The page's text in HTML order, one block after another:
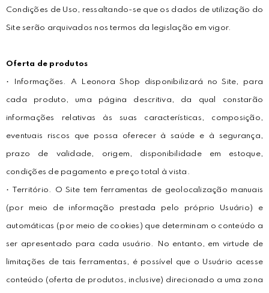
Condições de Uso, ressaltando-se que os dados de utilização do
Site serão arquivados nos termos da legislação em vigor.
Oferta de produtos
• Informações. A Leonora Shop disponibilizará no Site, para
cada produto, uma página descritiva, da qual constarão
informações relativas às suas características, composição,
eventuais riscos que possa oferecer à saúde e à segurança,
prazo de validade, origem, disponibilidade em estoque,
condições de pagamento e preço total à vista.
• Território. O Site tem ferramentas de geolocalização manuais
(por meio de informação prestada pelo próprio Usuário) e
automáticas (por meio de cookies) que determinam o conteúdo a
ser apresentado para cada usuário. No entanto, em virtude de
limitações de tais ferramentas, é possível que o Usuário acesse
conteúdo (oferta de produtos, inclusive) direcionado a uma zona